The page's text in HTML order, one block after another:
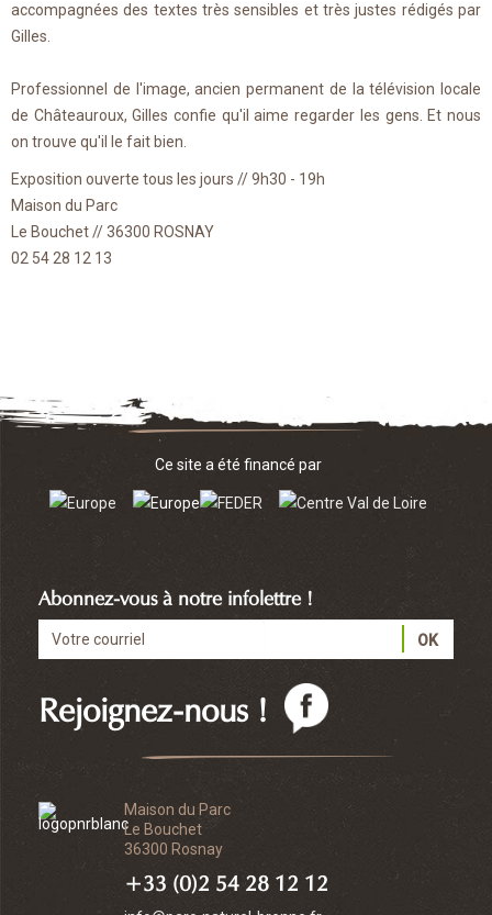
accompagnées des textes très sensibles et très justes rédigés par
Gilles.
Professionnel de l'image, ancien permanent de la télévision locale
de Châteauroux, Gilles confie qu'il aime regarder les gens. Et nous
on trouve qu'il le fait bien.
Exposition ouverte tous les jours // 9h30 - 19h
Maison du Parc
Le Bouchet // 36300 ROSNAY
02 54 28 12 13
Maison du Parc
Le Bouchet
36300 Rosnay
+33 (0)2 54 28 12 12
Rejoignez-nous !
Abonnez-vous à notre infolettre !
Ce site a été financé par